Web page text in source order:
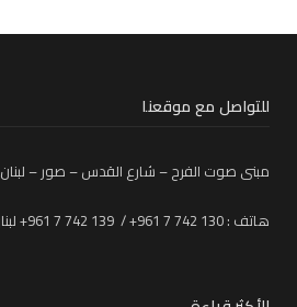
للتواصل مع موقعنا
مبنى صوت الفرح – شارع القدس – صور – لبنان
هاتف : 130 742 7 961+ / 139 742 7 961+ لبنان